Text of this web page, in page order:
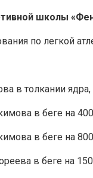
школы
по легкой
в толкании
в беге на
в беге на
в беге на